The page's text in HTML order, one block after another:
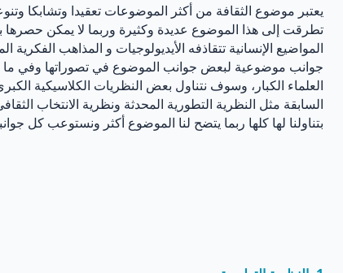
يعتبر موضوع الثقافة من أكثر الموضوعات تعقيدا وتشابكا
تطرقت إلى هذا الموضوع عديدة وكثيرة وربما لا يمكن
المواضيع الإنسانية تتقاذفه الأيديولوجيات و المذاهب الفكرية
جوانب موضوعية لبعض جوانب الموضوع في تصوراتها وفي ما
العلماء الكبار، وسوف نتناول بعض النظريات الكلاسيكية
السابقة مثل النظرية التطورية المحدثة ونظرية الانتخاب
بتناولنا لها كلها ربما يتضح لنا الموضوع أكثر ونستوعب كل